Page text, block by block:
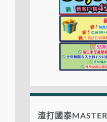
渣打國泰